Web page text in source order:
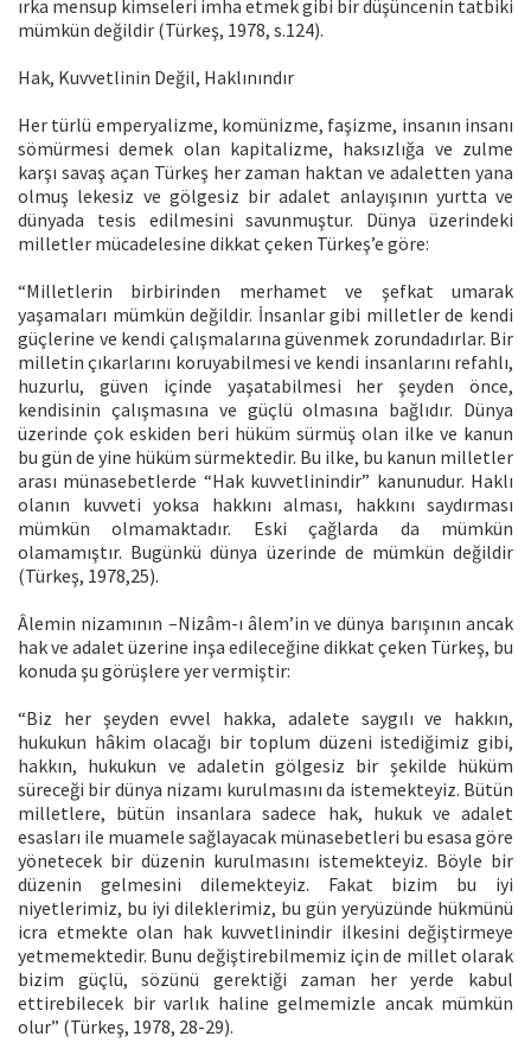
ırka mensup kimseleri imha etmek gibi bir düşüncenin tatbiki
mümkün değildir (Türkeş, 1978, s.124).
Hak, Kuvvetlinin Değil, Haklınındır
Her türlü emperyalizme, komünizme, faşizme, insanın insanı
sömürmesi demek olan kapitalizme, haksızlığa ve zulme
karşı savaş açan Türkeş her zaman haktan ve adaletten yana
olmuş lekesiz ve gölgesiz bir adalet anlayışının yurtta ve
dünyada tesis edilmesini savunmuştur. Dünya üzerindeki
milletler mücadelesine dikkat çeken Türkeş’e göre:
“Milletlerin birbirinden merhamet ve şefkat umarak
yaşamaları mümkün değildir. İnsanlar gibi milletler de kendi
güçlerine ve kendi çalışmalarına güvenmek zorundadırlar. Bir
milletin çıkarlarını koruyabilmesi ve kendi insanlarını refahlı,
huzurlu, güven içinde yaşatabilmesi her şeyden önce,
kendisinin çalışmasına ve güçlü olmasına bağlıdır. Dünya
üzerinde çok eskiden beri hüküm sürmüş olan ilke ve kanun
bu gün de yine hüküm sürmektedir. Bu ilke, bu kanun milletler
arası münasebetlerde “Hak kuvvetlinindir” kanunudur. Haklı
olanın kuvveti yoksa hakkını alması, hakkını saydırması
mümkün olmamaktadır. Eski çağlarda da mümkün
olamamıştır. Bugünkü dünya üzerinde de mümkün değildir
(Türkeş, 1978,25).
Âlemin nizamının –Nizâm-ı âlem’in ve dünya barışının ancak
hak ve adalet üzerine inşa edileceğine dikkat çeken Türkeş, bu
konuda şu görüşlere yer vermiştir:
“Biz her şeyden evvel hakka, adalete saygılı ve hakkın,
hukukun hâkim olacağı bir toplum düzeni istediğimiz gibi,
hakkın, hukukun ve adaletin gölgesiz bir şekilde hüküm
süreceği bir dünya nizamı kurulmasını da istemekteyiz. Bütün
milletlere, bütün insanlara sadece hak, hukuk ve adalet
esasları ile muamele sağlayacak münasebetleri bu esasa göre
yönetecek bir düzenin kurulmasını istemekteyiz. Böyle bir
düzenin gelmesini dilemekteyiz. Fakat bizim bu iyi
niyetlerimiz, bu iyi dileklerimiz, bu gün yeryüzünde hükmünü
icra etmekte olan hak kuvvetlinindir ilkesini değiştirmeye
yetmemektedir. Bunu değiştirebilmemiz için de millet olarak
bizim güçlü, sözünü gerektiği zaman her yerde kabul
ettirebilecek bir varlık haline gelmemizle ancak mümkün
olur” (Türkeş, 1978, 28-29).